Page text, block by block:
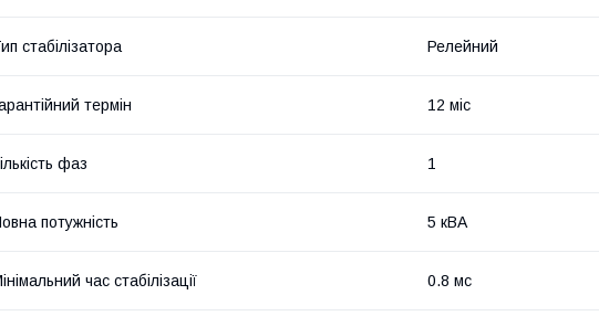
стабілізатора Релейний
термін 12 міс
фаз 1
потужність 5 кВА
час стабілізації 0.8 мс